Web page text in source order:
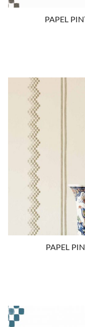
PAPEL
PAPEL